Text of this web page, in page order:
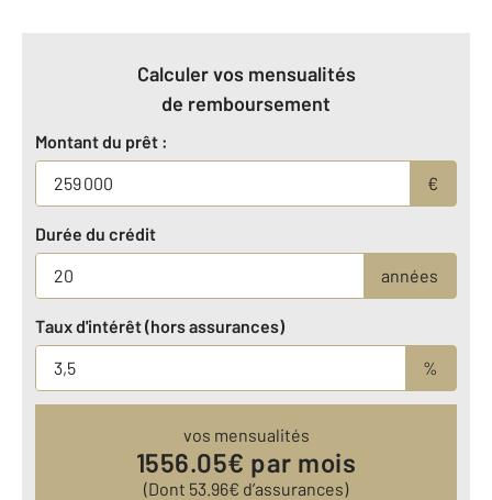
Calculer vos mensualités
de remboursement
Montant du prêt :
€
Durée du crédit
années
Taux d'intérêt (hors assurances)
%
vos mensualités
1556.05€ par mois
(Dont 53.96€ d’assurances)